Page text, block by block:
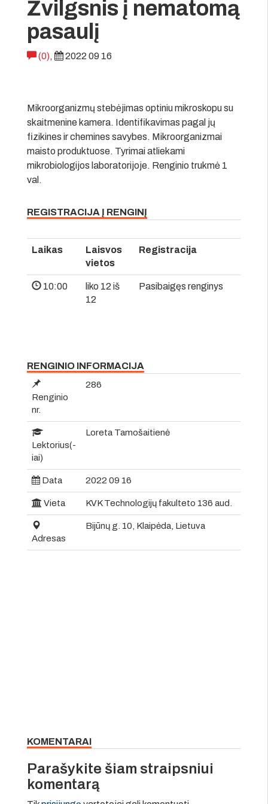
Žvilgsnis į nematomą
pasaulį
(0), 2022 09 16
Mikroorganizmų stebėjimas optiniu mikroskopu su
skaitmenine kamera. Identifikavimas pagal jų
fizikines ir chemines savybes. Mikroorganizmai
maisto produktuose. Tyrimai atliekami
mikrobiologijos laboratorijoje. Renginio trukmė 1
val.
REGISTRACIJA Į RENGINĮ
Laikas
Laisvos
vietos
Registracija
10:00
liko 12 iš
12
Pasibaigęs renginys
RENGINIO INFORMACIJA
Renginio
nr.
286
Lektorius(-
iai)
Loreta Tamošaitienė
Data 2022 09 16
Vieta KVK Technologijų fakulteto 136 aud.
Adresas
Bijūnų g. 10, Klaipėda, Lietuva
KOMENTARAI
Parašykite šiam straipsniui
komentarą